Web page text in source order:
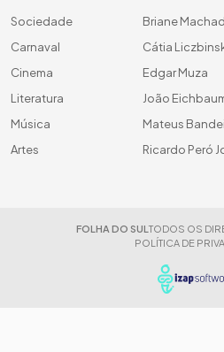
Sociedade
Carnaval
Cinema
Literatura
Música
Artes
Briane
Cátia
Edgar Muza
João
Mateus
Ricardo Peró
FOLHA DO SUL TODOS OS
POLÍTICA DE